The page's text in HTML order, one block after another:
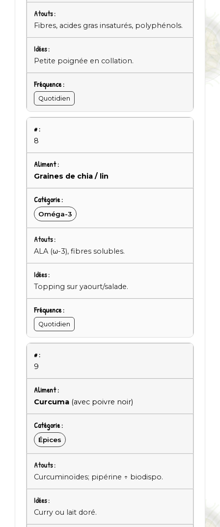
Fibres, acides gras insaturés, polyphénols.
Petite poignée en collation.
Quotidien
8
Graines de chia / lin
Oméga-3
ALA (ω-3), fibres solubles.
Topping sur yaourt/salade.
Quotidien
9
Curcuma (avec poivre noir)
Épices
Curcuminoïdes; pipérine ↑ biodispo.
Curry ou lait doré.